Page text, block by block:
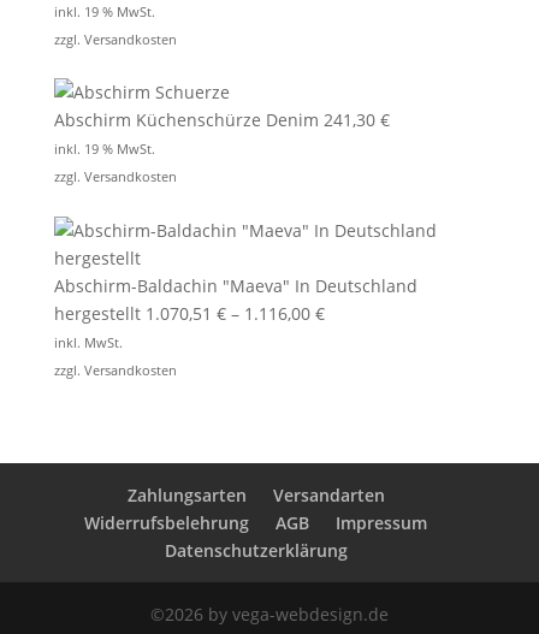
inkl. 19 % MwSt.
zzgl. Versandkosten
Abschirm Küchenschürze Denim 241,30 €
inkl. 19 % MwSt.
zzgl. Versandkosten
Abschirm-Baldachin "Maeva" In Deutschland
hergestellt 1.070,51 €– 1.116,00 €
inkl. MwSt.
zzgl. Versandkosten
Zahlungsarten
Versandarten
Widerrufsbelehrung
AGB
Impressum
Datenschutzerklärung
©2026 by vega-webdesign.de